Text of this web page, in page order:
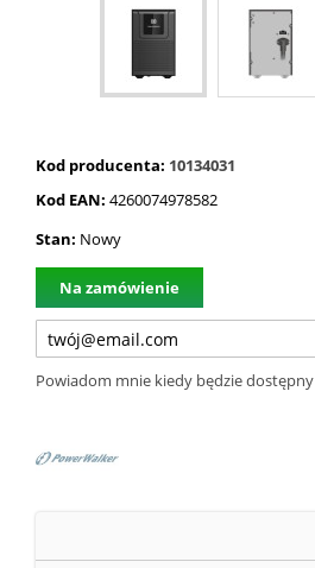
Kod producenta: 10134031
Kod EAN: 4260074978582
Stan: Nowy
Na zamówienie
Powiadom mnie kiedy będzie dostępny